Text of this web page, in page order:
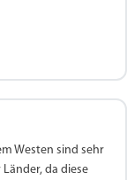
Westen sind sehr
da diese